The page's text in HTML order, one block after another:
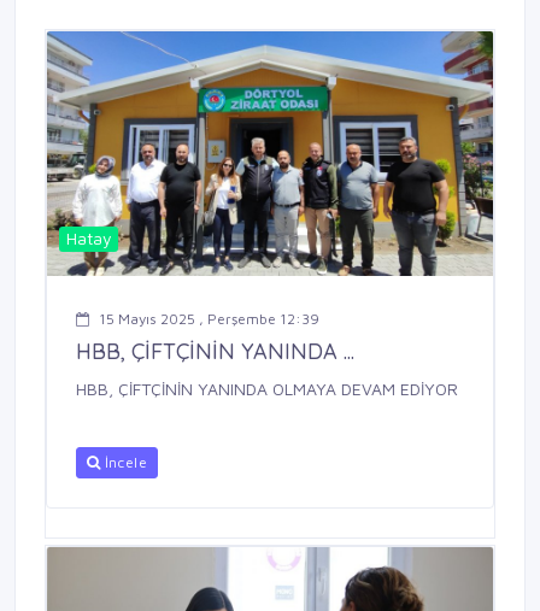
Hatay
15 Mayıs 2025 , Perşembe 12:39
HBB, ÇİFTÇİNİN YANINDA ...
HBB, ÇİFTÇİNİN YANINDA OLMAYA DEVAM EDİYOR
İncele